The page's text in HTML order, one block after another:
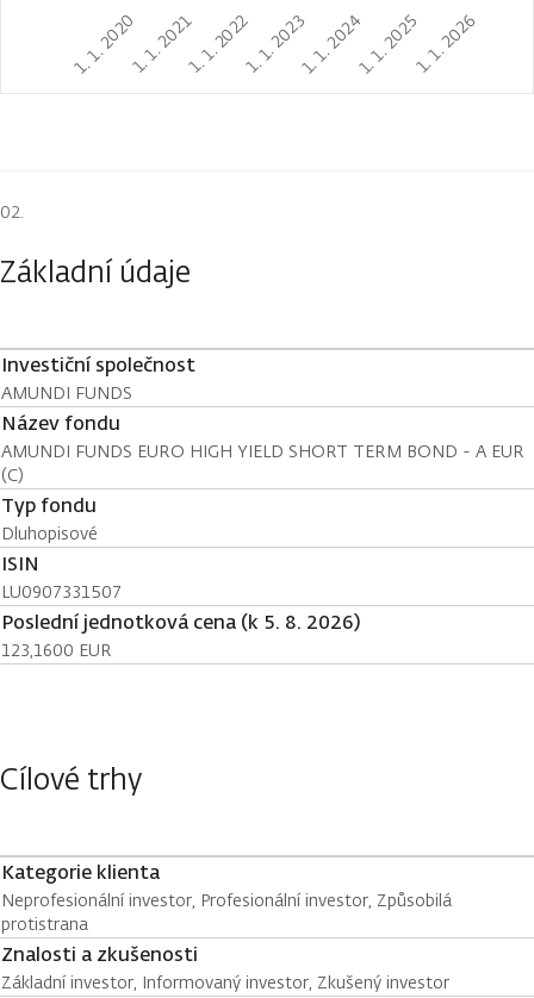
1. 1. 20201. 1. 20211. 1. 20221. 1. 20231. 1. 20241. 1. 20251. 1. 2026
Základní údaje
Investiční společnost
AMUNDI FUNDS
Název fondu
AMUNDI FUNDS EURO HIGH YIELD SHORT TERM BOND - A EUR
(C)
Typ fondu
Dluhopisové
ISIN
LU0907331507
Poslední jednotková cena (k 5. 8. 2026)
123,1600 EUR
Cílové trhy
Kategorie klienta
Neprofesionální investor, Profesionální investor, Způsobilá
protistrana
Znalosti a zkušenosti
Základní investor, Informovaný investor, Zkušený investor